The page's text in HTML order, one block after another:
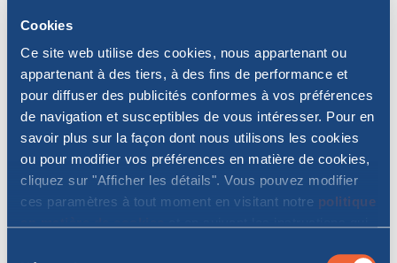
Cookies
Ce site web utilise des cookies, nous appartenant ou
appartenant à des tiers, à des fins de performance et
pour diffuser des publicités conformes à vos préférences
de navigation et susceptibles de vous intéresser. Pour en
savoir plus sur la façon dont nous utilisons les cookies
ou pour modifier vos préférences en matière de cookies,
cliquez sur "Afficher les détails". Vous pouvez modifier
ces paramètres à tout moment en visitant notre politique
hachettes, des ciseaux, des poinçons, des
équipements d'arts martiaux, ainsi que tout autre
instrument pouvant être utilisé comme une arme
inappropriée.
Infos pratiques
Trois choses à savoir avant le départ
Quelques traversées pour